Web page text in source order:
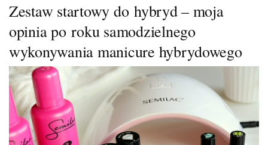
Zestaw startowy do hybryd – moja
opinia po roku samodzielnego
wykonywania manicure hybrydowego